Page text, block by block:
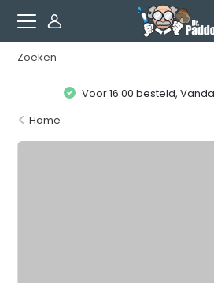
Voor 16:00 besteld,
Home